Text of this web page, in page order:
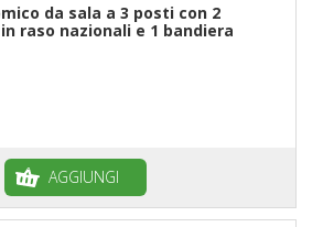
da sala a 3 posti con 2
raso nazionali e 1 bandiera
AGGIUNGI